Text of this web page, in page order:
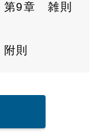
第9章 雑則
附則